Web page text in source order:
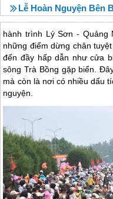
Lễ Hoàn Nguyện Bên
hành trình Lý Sơn - Quảng
những điểm dừng chân
đến đầy hấp dẫn như cửa
sông Trà Bồng gặp biển.
mà còn là nơi có nhiều dấu
nguyện.